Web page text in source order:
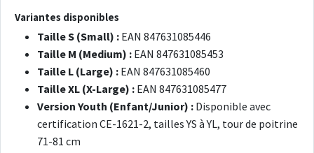
Variantes disponibles
Taille S (Small) : EAN 847631085446
Taille M (Medium) : EAN 847631085453
Taille L (Large) : EAN 847631085460
Taille XL (X-Large) : EAN 847631085477
Version Youth (Enfant/Junior) : Disponible avec
certification CE-1621-2, tailles YS à YL, tour de poitrine
71-81 cm